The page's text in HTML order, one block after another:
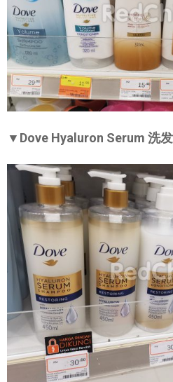
▼Dove Hyaluron Serum 洗